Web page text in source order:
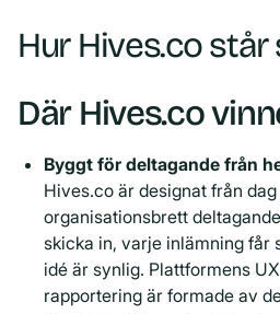
Hur Hives.co står
Där Hives.co
Byggt för deltagande från
Hives.co är designat från
organisationsbrett
skicka in, varje inlämning får
idé är synlig. Plattformens
rapportering är formade av